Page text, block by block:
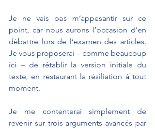
Je ne vais pas m’appesantir sur ce
point, car nous aurons l’occasion d’en
débattre lors de l’examen des articles.
Je vous proposerai – comme beaucoup
ici – de rétablir la version initiale du
texte, en restaurant la résiliation à tout
moment.
Je me contenterai simplement de
revenir sur trois arguments avancés par